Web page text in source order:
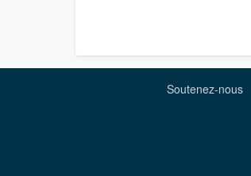
Soutenez-nous